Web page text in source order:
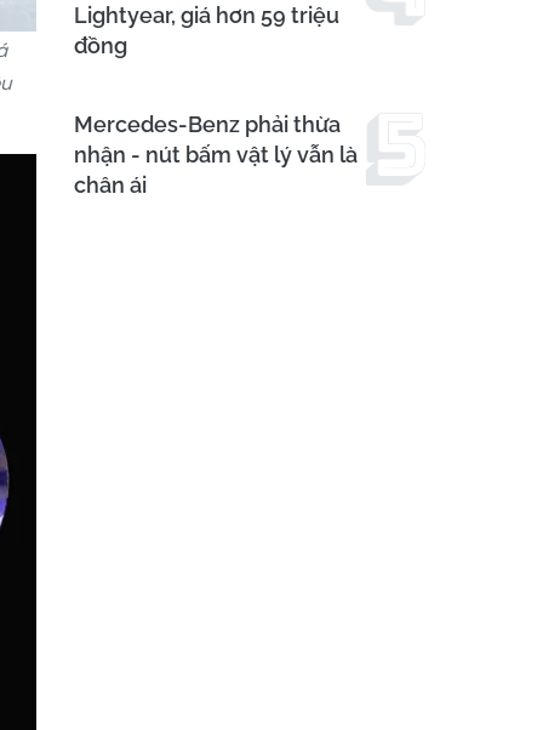
Lightyear, giá hơn 59 triệu
đồng
Mercedes-Benz phải thừa
nhận - nút bấm vật lý vẫn là
chân ái